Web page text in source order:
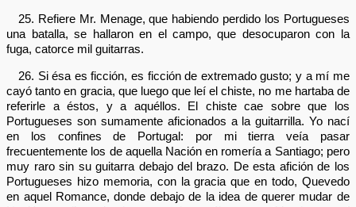
25. Refiere Mr. Menage, que habiendo perdido los Portugueses
una batalla, se hallaron en el campo, que desocuparon con la
fuga, catorce mil guitarras.
26. Si ésa es ficción, es ficción de extremado gusto; y a mí me
cayó tanto en gracia, que luego que leí el chiste, no me hartaba de
referirle a éstos, y a aquéllos. El chiste cae sobre que los
Portugueses son sumamente aficionados a la guitarrilla. Yo nací
en los confines de Portugal: por mi tierra veía pasar
frecuentemente los de aquella Nación en romería a Santiago; pero
muy raro sin su guitarra debajo del brazo. De esta afición de los
Portugueses hizo memoria, con la gracia que en todo, Quevedo
en aquel Romance, donde debajo de la idea de querer mudar de